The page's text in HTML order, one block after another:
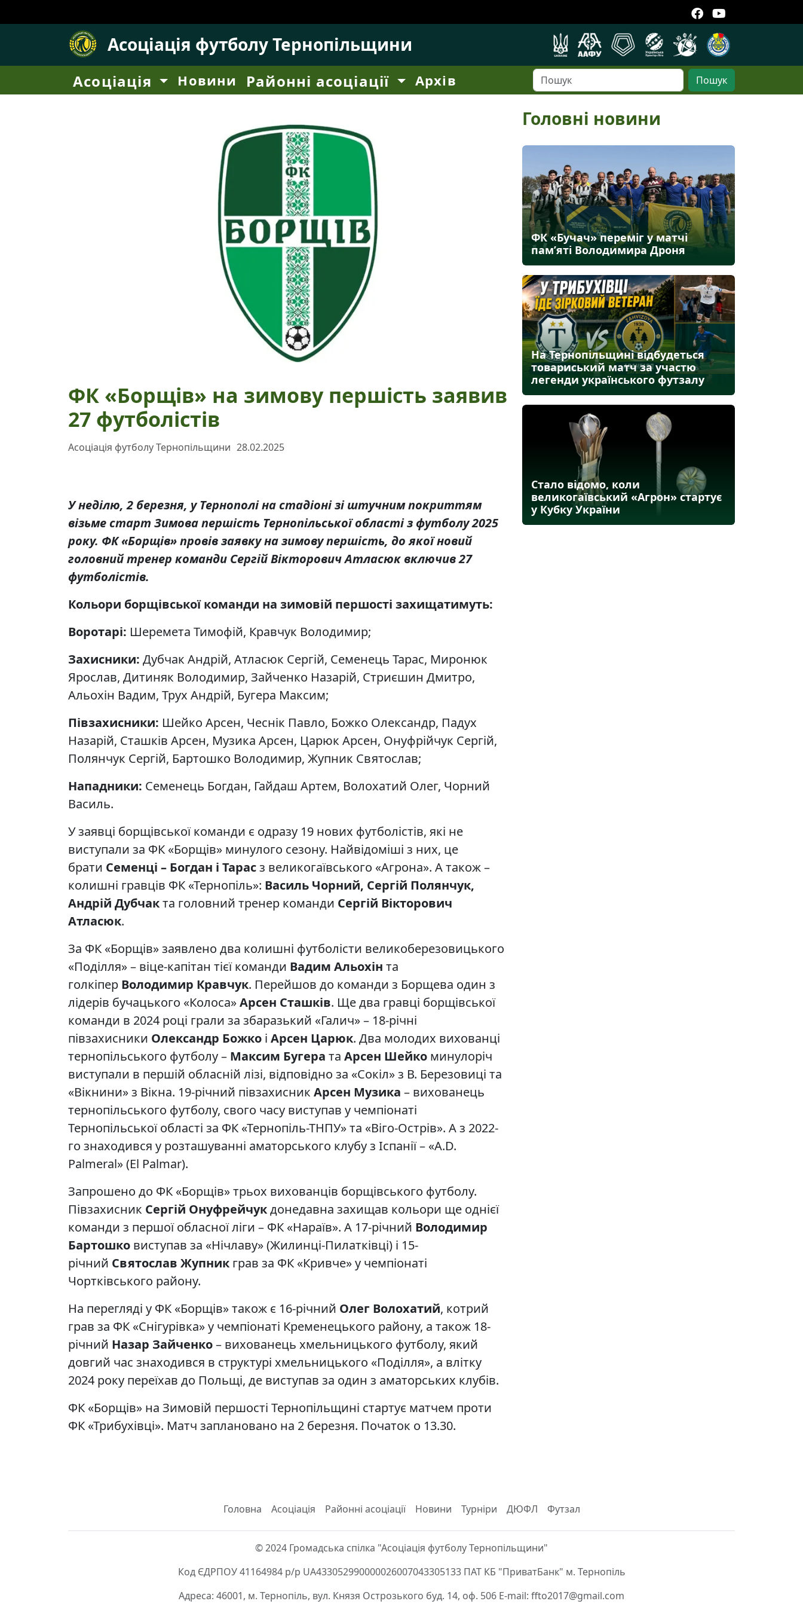
Асоціація футболу Тернопільщини
Асоціація Новини Районні асоціації Архів Пошук
ФК «Борщів» на зимову першість заявив
27 футболістів
Асоціація футболу Тернопільщини 28.02.2025
У неділю, 2 березня, у Тернополі на стадіоні зі штучним покриттям
візьме старт Зимова першість Тернопільської області з футболу 2025
року. ФК «Борщів» провів заявку на зимову першість, до якої новий
головний тренер команди Сергій Вікторович Атласюк включив 27
футболістів.
Кольори борщівської команди на зимовій першості захищатимуть:
Воротарі: Шеремета Тимофій, Кравчук Володимир;
Захисники: Дубчак Андрій, Атласюк Сергій, Семенець Тарас, Миронюк
Ярослав, Дитиняк Володимир, Зайченко Назарій, Стриєшин Дмитро,
Альохін Вадим, Трух Андрій, Бугера Максим;
Півзахисники: Шейко Арсен, Чеснік Павло, Божко Олександр, Падух
Назарій, Сташків Арсен, Музика Арсен, Царюк Арсен, Онуфрійчук Сергій,
Полянчук Сергій, Бартошко Володимир, Жупник Святослав;
Нападники: Семенець Богдан, Гайдаш Артем, Волохатий Олег, Чорний
Василь.
У заявці борщівської команди є одразу 19 нових футболістів, які не
виступали за ФК «Борщів» минулого сезону. Найвідоміші з них, це
брати Семенці – Богдан і Тарасз великогаївського «Агрона». А також –
колишні гравців ФК «Тернопіль»: Василь Чорний, Сергій Полянчук,
Андрій Дубчакта головний тренер команди Сергій Вікторович
Атласюк.
За ФК «Борщів» заявлено два колишні футболісти великоберезовицького
«Поділля» – віце-капітан тієї команди Вадим Альохін та
голкіпер Володимир Кравчук. Перейшов до команди з Борщева один з
лідерів бучацького «Колоса»Арсен Сташків. Ще два гравці борщівської
команди в 2024 році грали за збаразький «Галич» – 18-річні
півзахисники Олександр Божко і Арсен Царюк. Два молодих вихованці
тернопільського футболу – Максим Бугера та Арсен Шейко минулоріч
виступали в першій обласній лізі, відповідно за «Сокіл» з В. Березовиці та
«Вікнини» з Вікна. 19-річний півзахисник Арсен Музика – вихованець
тернопільського футболу, свого часу виступав у чемпіонаті
Тернопільської області за ФК «Тернопіль-ТНПУ» та «Віго-Острів». А з 2022-
го знаходився у розташуванні аматорського клубу з Іспанії – «A.D.
Palmeral» (El Palmar).
Запрошено до ФК «Борщів» трьох вихованців борщівського футболу.
Півзахисник Сергій Онуфрейчукдонедавна захищав кольори ще однієї
команди з першої обласної ліги – ФК «Нараїв». А 17-річний Володимир
Бартошко виступав за «Нічлаву» (Жилинці-Пилатківці) і 15-
річний Святослав Жупник грав за ФК «Кривче» у чемпіонаті
Чортківського району.
На перегляді у ФК «Борщів» також є 16-річний Олег Волохатий, котрий
грав за ФК «Снігурівка» у чемпіонаті Кременецького району, а також 18-
річний Назар Зайченко– вихованець хмельницького футболу, який
довгий час знаходився в структурі хмельницького «Поділля», а влітку
2024 року переїхав до Польщі, де виступав за один з аматорських клубів.
ФК «Борщів» на Зимовій першості Тернопільщині стартує матчем проти
ФК «Трибухівці». Матч заплановано на 2 березня. Початок о 13.30.
Головні новини
ФК «Бучач» переміг у матчі
пам’яті Володимира Дроня
На Тернопільщині відбудеться
товариський матч за участю
легенди українського футзалу
Стало відомо, коли
великогаївський «Агрон» стартує
у Кубку України
Головна Асоціація Районні асоціації Новини Турніри ДЮФЛ Футзал
© 2024 Громадська спілка "Асоціація футболу Тернопільщини"
Код ЄДРПОУ 41164984 р/р UA433052990000026007043305133 ПАТ КБ "ПриватБанк" м. Тернопіль
Адреса: 46001, м. Тернопіль, вул. Князя Острозького буд. 14, оф. 506 E-mail: ffto2017@gmail.com